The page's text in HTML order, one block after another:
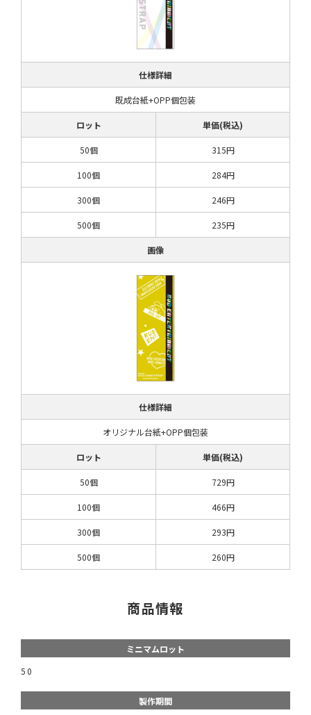
仕様詳細
既成台紙+OPP個包装
ロット 単価(税込)
50個 315円
100個 284円
300個 246円
500個 235円
画像
仕様詳細
オリジナル台紙+OPP個包装
ロット 単価(税込)
50個 729円
100個 466円
300個 293円
500個 260円
商品情報
ミニマムロット
50
製作期間